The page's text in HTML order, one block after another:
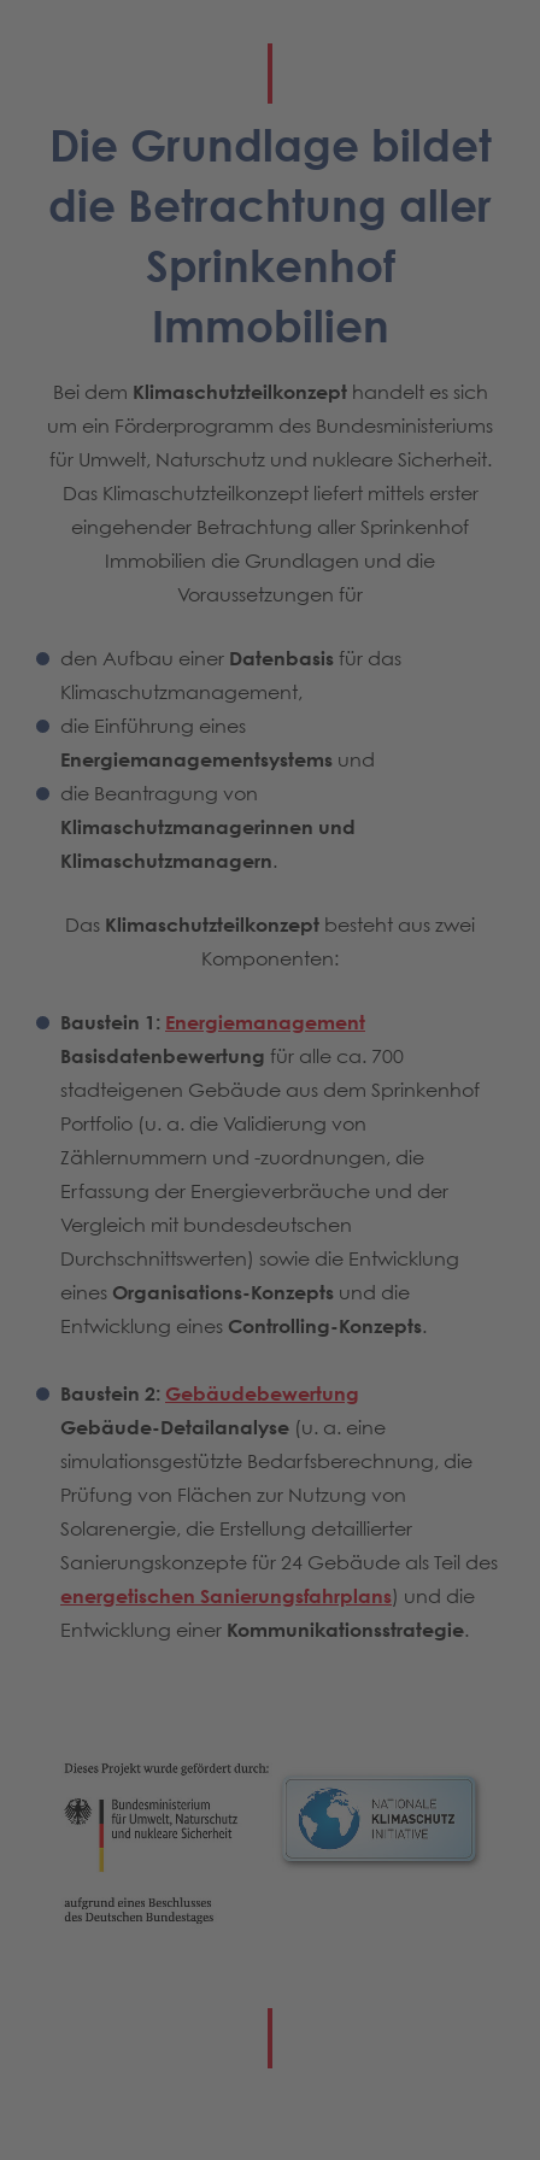
Die Grundlage bildet
die Betrachtung aller
Sprinkenhof
Immobilien
Bei dem Klimaschutzteilkonzepthandelt es sich
um ein Förderprogramm des Bundesministeriums
für Umwelt, Naturschutz und nukleare Sicherheit.
Das Klimaschutzteilkonzept liefert mittels erster
eingehender Betrachtung aller Sprinkenhof
Immobilien die Grundlagen und die
Voraussetzungen für
den Aufbau einer Datenbasis für das
Klimaschutzmanagement,
die Einführung eines
Energiemanagementsystems und
die Beantragung von
Klimaschutzmanagerinnen und
Klimaschutzmanagern.
Das Klimaschutzteilkonzept besteht aus zwei
Komponenten:
Baustein 1: Energiemanagement
Basisdatenbewertung für alle ca. 700
stadteigenen Gebäude aus dem Sprinkenhof
Portfolio (u. a. die Validierung von
Zählernummern und -zuordnungen, die
Erfassung der Energieverbräuche und der
Vergleich mit bundesdeutschen
Durchschnittswerten) sowie die Entwicklung
eines Organisations-Konzepts und die
Entwicklung eines Controlling-Konzepts.
Baustein 2: Gebäudebewertung
Gebäude-Detailanalyse (u. a. eine
simulationsgestützte Bedarfsberechnung, die
Prüfung von Flächen zur Nutzung von
Solarenergie, die Erstellung detaillierter
Sanierungskonzepte für 24 Gebäude als Teil des
energetischen Sanierungsfahrplans) und die
Entwicklung einer Kommunikationsstrategie.